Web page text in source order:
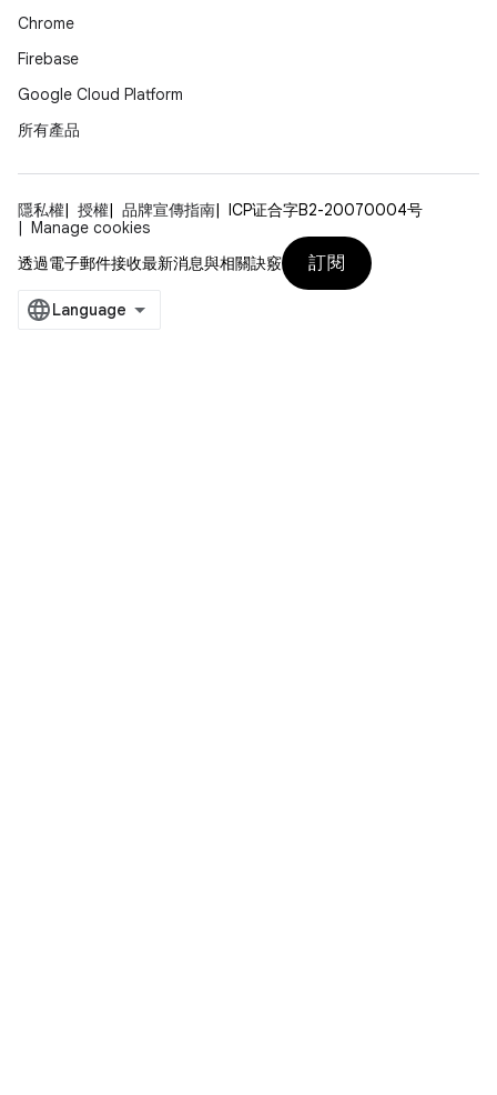
Chrome
Firebase
Google Cloud Platform
所有產品
隱私權 授權 品牌宣傳指南
ICP证合字B2-20070004号
Manage cookies
透過電子郵件接收最新消息與相關訣竅
訂閱